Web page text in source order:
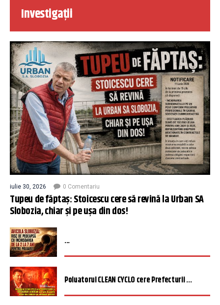
Investigații
iulie 30, 2026 0 Comentariu
Tupeu de făptaș: Stoicescu cere să revină la Urban SA
Slobozia, chiar și pe ușa din dos!
...
Poluatorul CLEAN CYCLO cere Prefecturii ...